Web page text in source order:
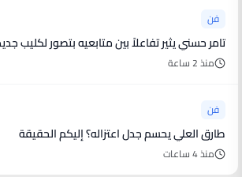
فن
تامر حسني يثير تفاعلاً بين متابعيه بتصور لكليب
منذ 2 ساعة
فن
طارق العلي يحسم جدل اعتزاله؟ إليكم الحقيقة
منذ 4 ساعات